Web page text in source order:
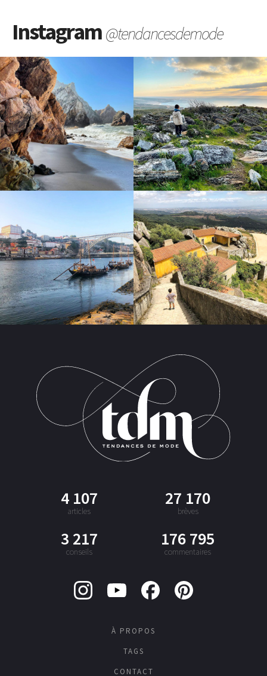
Instagram@tendancesdemode
4 107
articles
27 170
brèves
3 217
conseils
176 795
commentaires
À PROPOS
TAGS
CONTACT